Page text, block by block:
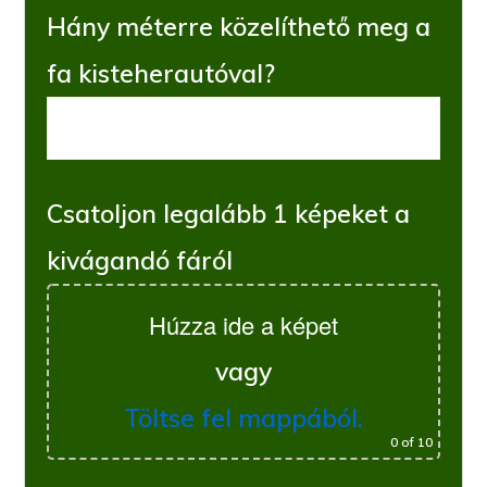
Hány méterre közelíthető meg a
fa kisteherautóval?
Csatoljon legalább 1 képeket a
kivágandó fáról
Húzza ide a képet
vagy
Töltse fel mappából.
0of 10